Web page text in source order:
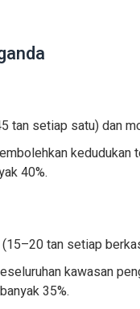
tan setiap satu) dan
40%.
tan setiap
kawasan
35%.